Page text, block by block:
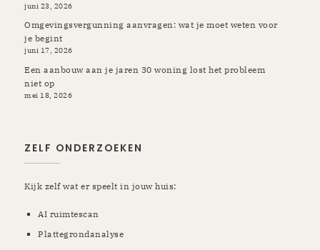
juni 23, 2026
Omgevingsvergunning aanvragen: wat je moet weten voor
je begint
juni 17, 2026
Een aanbouw aan je jaren 30 woning lost het probleem
niet op
mei 18, 2026
ZELF ONDERZOEKEN
Kijk zelf wat er speelt in jouw huis:
AI ruimtescan
Plattegrondanalyse